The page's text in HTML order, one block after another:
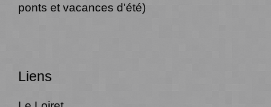
ponts et vacances d'été)
Liens